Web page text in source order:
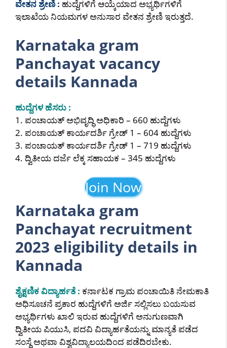
ವೇತನ ಶ್ರೇಣಿ : ಹುದ್ದೆಗಳಿಗೆ ಆಯ್ಕೆಯಾದ ಅಭ್ಯರ್ಥಿಗಳಿಗೆ
ಇಲಾಖೆಯ ನಿಯಮಗಳ ಅನುಸಾರ ವೇತನ ಶ್ರೇಣಿ ಇರುತ್ತದೆ.
Karnataka gram
Panchayat vacancy
details Kannada
ಹುದ್ದೆಗಳ ಹೆಸರು :
1. ಪಂಚಾಯತ್ ಅಭಿವೃದ್ಧಿ ಅಧಿಕಾರಿ – 660 ಹುದ್ದೆಗಳು
2. ಪಂಚಾಯತ್ ಕಾರ್ಯದರ್ಶಿ ಗ್ರೇಡ್ 1 – 604 ಹುದ್ದೆಗಳು
3. ಪಂಚಾಯತ್ ಕಾರ್ಯದರ್ಶಿ ಗ್ರೇಡ್ 1 – 719 ಹುದ್ದೆಗಳು
4. ದ್ವಿತೀಯ ದರ್ಜೆ ಲೆಕ್ಕ ಸಹಾಯಕ – 345 ಹುದ್ದೆಗಳು
Join Now
Karnataka gram
Panchayat recruitment
2023 eligibility details in
Kannada
ಶೈಕ್ಷಣಿಕ ವಿದ್ಯಾರ್ಹತೆ : ಕರ್ನಾಟಕ ಗ್ರಾಮ ಪಂಚಾಯಿತಿ ನೇಮಕಾತಿ
ಅಧಿಸೂಚನೆ ಪ್ರಕಾರ ಹುದ್ದೆಗಳಿಗೆ ಅರ್ಜಿ ಸಲ್ಲಿಸಲು ಬಯಸುವ
ಅಭ್ಯರ್ಥಿಗಳು ಖಾಲಿ ಇರುವ ಹುದ್ದೆಗಳಿಗೆ ಅನುಗುಣವಾಗಿ
ದ್ವಿತೀಯ ಪಿಯುಸಿ, ಪದವಿ ವಿದ್ಯಾರ್ಹತೆಯನ್ನು ಮಾನ್ಯತೆ ಪಡೆದ
ಸಂಸ್ಥೆ ಅಥವಾ ವಿಶ್ವವಿದ್ಯಾಲಯದಿಂದ ಪಡೆದಿರಬೇಕು.